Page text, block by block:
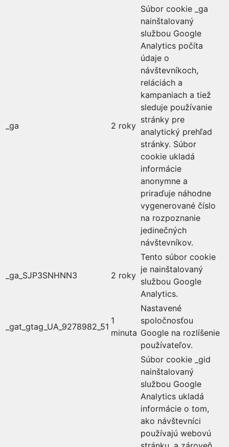
_ga 2 roky
Súbor cookie _ga
nainštalovaný
službou Google
Analytics počíta
údaje o
návštevníkoch,
reláciách a
kampaniach a tiež
sleduje používanie
stránky pre
analytický prehľad
stránky. Súbor
cookie ukladá
informácie
anonymne a
priraďuje náhodne
vygenerované číslo
na rozpoznanie
jedinečných
návštevníkov.
_ga_SJP3SNHNN3 2 roky
Tento súbor cookie
je nainštalovaný
službou Google
Analytics.
_gat_gtag_UA_9278982_51
1
minuta
Nastavené
spoločnosťou
Google na rozlíšenie
používateľov.
Súbor cookie _gid
nainštalovaný
službou Google
Analytics ukladá
informácie o tom,
ako návštevníci
používajú webovú